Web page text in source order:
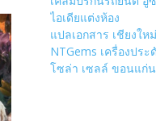
ไอเดียแต่งห้อง
แปลเอกสาร เชียงใหม่
NTGems เครื่องปร
โซล่า เซลล์ ขอนแก่น